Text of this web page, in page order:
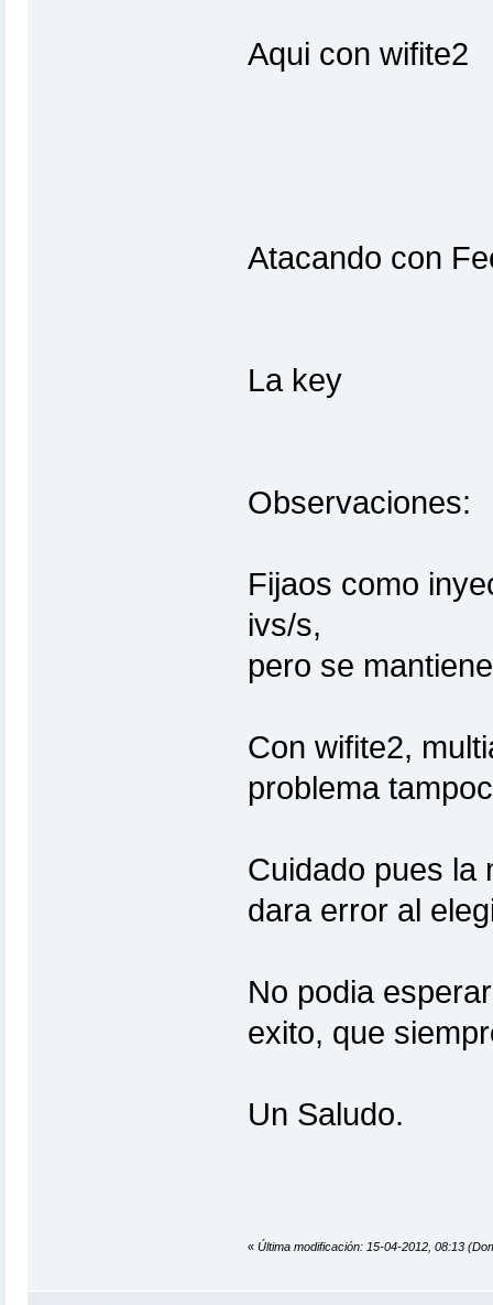
Aqui con wifite2
Atacando con
La key
Observaciones:
Fijaos como
ivs/s,
pero se
Con wifite2,
problema
Cuidado pues la
dara error al
No podia
exito, que
Un Saludo.
« Última modificación: 15-04-2012, 08:13